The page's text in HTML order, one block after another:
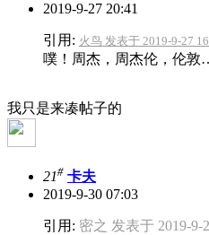
2019-9-27 20:41
引用: 火鸟 发表于 2019-9-27
噗！周杰，周杰伦，伦
我只是来凑帖子的
21# 卡夫
2019-9-30 07:03
引用: 密之 发表于 2019-9-